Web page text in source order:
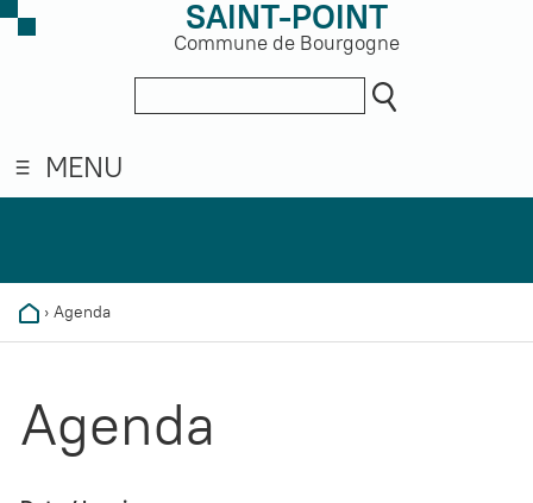
SAINT-POINT
Commune de Bourgogne
MENU
› Agenda
Agenda